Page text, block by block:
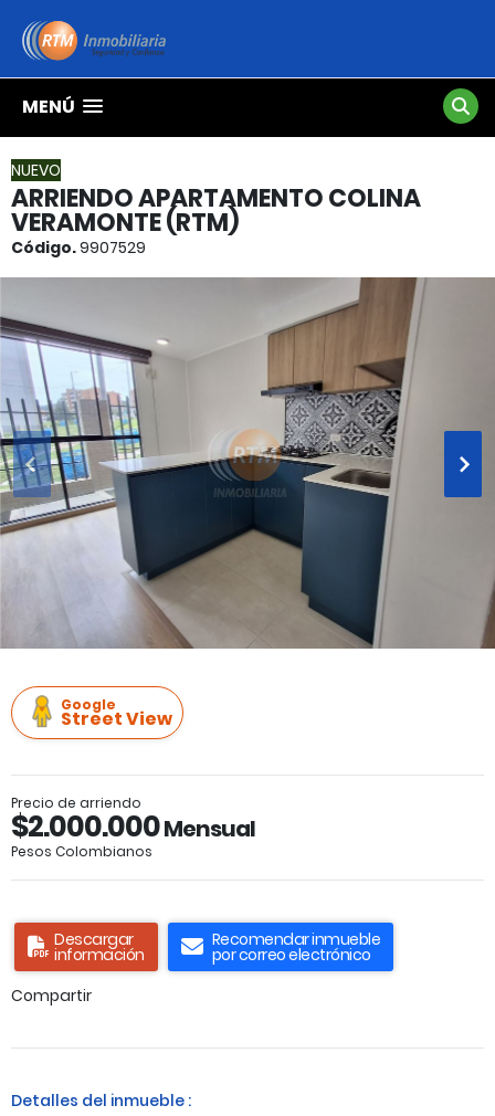
MENÚ
NUEVO
ARRIENDO APARTAMENTO COLINA
VERAMONTE (RTM)
Código.9907529
Google
Street View
Precio de arriendo
$2.000.000Mensual
Pesos Colombianos
Descargar
información
Recomendar inmueble
por correo electrónico
Compartir
Detalles del inmueble :